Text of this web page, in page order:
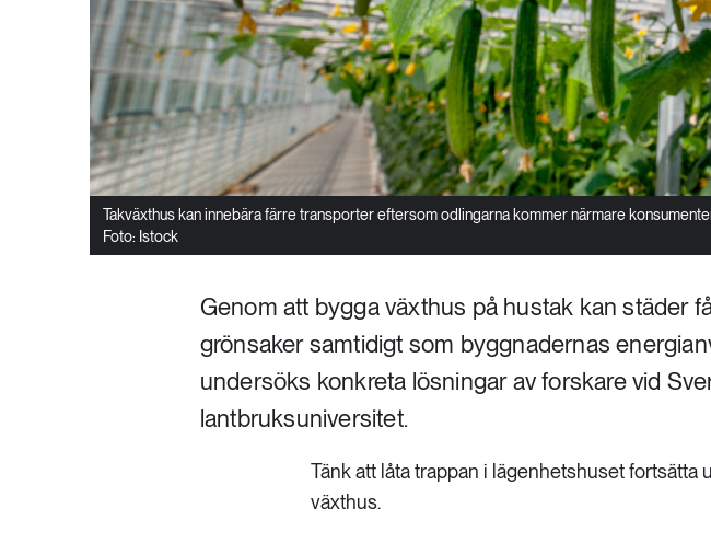
Takväxthus kan innebära färre transporter eftersom odlingarna kommer närmare
Foto: Istock
Genom att bygga växthus på hustak kan städer
grönsaker samtidigt som byggnadernas
undersöks konkreta lösningar av forskare vid
lantbruksuniversitet.
Tänk att låta trappan i lägenhetshuset fortsätta
växthus.